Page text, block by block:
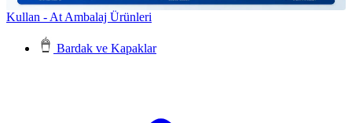
Kullan - At Ambalaj Ürünleri
Bardak ve Kapaklar